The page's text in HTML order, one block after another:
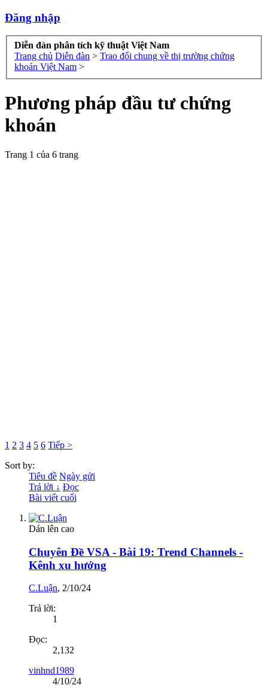
Đăng nhập
Diễn đàn phân tích kỹ thuật Việt Nam
Trang chủ Diễn đàn > Trao đổi chung về thị trường chứng
khoán Việt Nam >
Phương pháp đầu tư chứng
khoán
Trang 1 của 6 trang
1 2 3 4 5 6 Tiếp >
Sort by:
Tiêu đề Ngày gửi
Trả lời ↓ Đọc
Bài viết cuối
Dán lên cao
Chuyên Đề VSA - Bài 19: Trend Channels -
Kênh xu hướng
C.Luận, 2/10/24
Trả lời:
1
Đọc:
2,132
vinhnd1989
4/10/24